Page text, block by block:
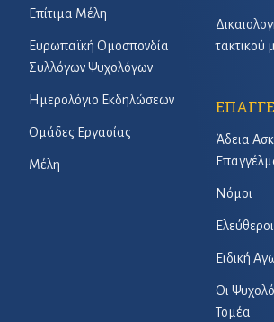
Επίτιμα Μέλη
Ευρωπαϊκή Ομοσπονδία
Συλλόγων Ψυχολόγων
Ημερολόγιο Εκδηλώσεων
Ομάδες Εργασίας
Μέλη
τακτικού
Άδεια
Νόμοι
Ειδική
Οι
Τομέα